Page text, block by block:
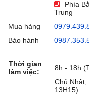
Phía
Trung
Mua hàng
Bảo hành
Thời gian
làm việc:
8h - 18h
Chủ Nhật,
13H15)